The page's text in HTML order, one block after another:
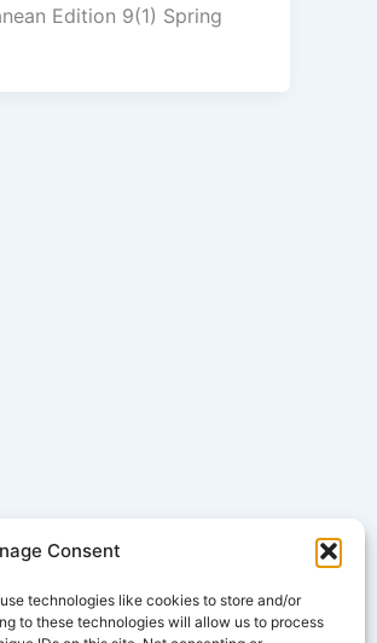
Consent
technologies like cookies to store and/or
to these technologies will allow us to process
Edition 9(1) Spring
Successivo→